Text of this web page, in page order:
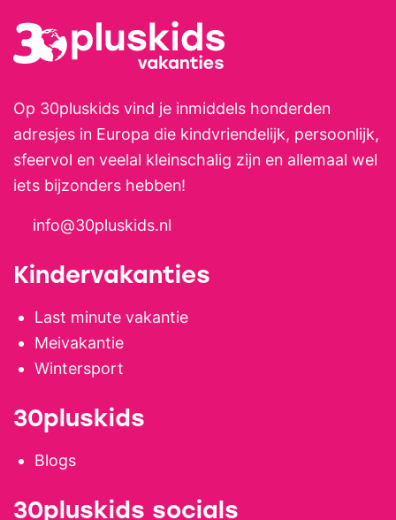
Op 30pluskids vind je inmiddels honderden
adresjes in Europa die kindvriendelijk, persoonlijk,
sfeervol en veelal kleinschalig zijn en allemaal wel
iets bijzonders hebben!
info@30pluskids.nl
Kindervakanties
Last minute vakantie
Meivakantie
Wintersport
30pluskids
Blogs
30pluskids socials